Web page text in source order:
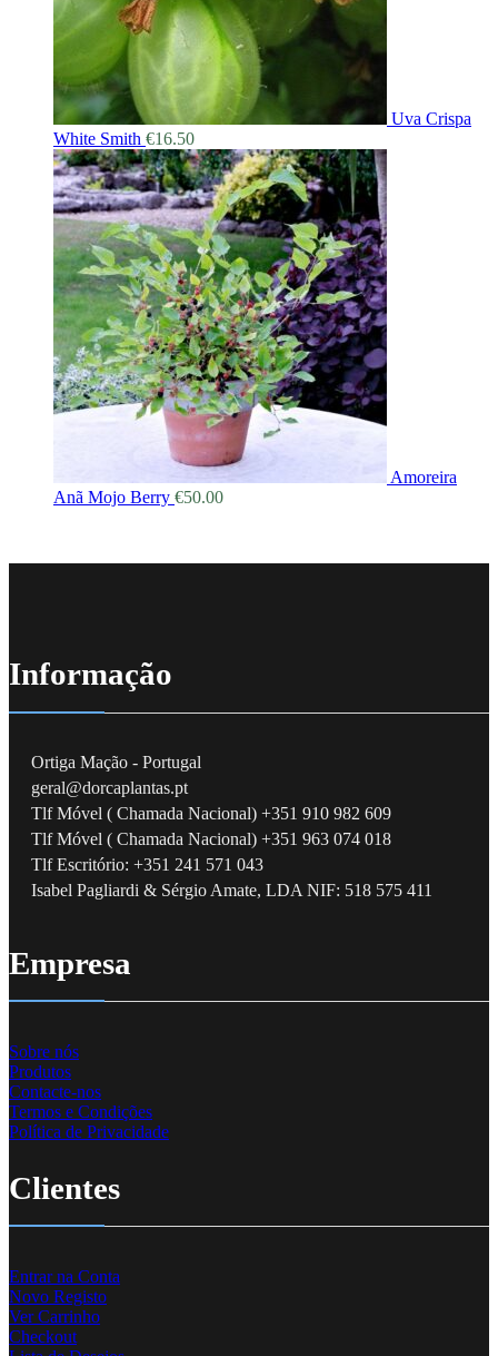
Uva Crispa
White Smith €16.50
Amoreira
Anã Mojo Berry €50.00
Informação
Ortiga Mação - Portugal
geral@dorcaplantas.pt
Tlf Móvel ( Chamada Nacional) +351 910 982 609
Tlf Móvel ( Chamada Nacional) +351 963 074 018
Tlf Escritório: +351 241 571 043
Isabel Pagliardi & Sérgio Amate, LDA NIF: 518 575 411
Empresa
Sobre nós
Produtos
Contacte-nos
Termos e Condições
Política de Privacidade
Clientes
Entrar na Conta
Novo Registo
Ver Carrinho
Checkout